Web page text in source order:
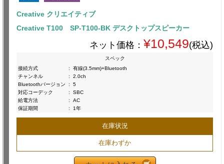
Creative クリエイティブ
Creative T100 SP-T100-BK デスクトップスピーカー
ネット価格： ¥10,549(税込)
スペック
接続方式
:
有線(3.5mm)+Bluetooth
チャンネル
:
2.0ch
Bluetoothバージョン
:
5
対応コーデック
:
SBC
給電方法
:
AC
保証期間
: 1年
在庫状況
在庫わずか